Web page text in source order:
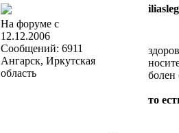
На форуме с
12.12.2006
Сообщений: 6911
Ангарск, Иркутская
область
то